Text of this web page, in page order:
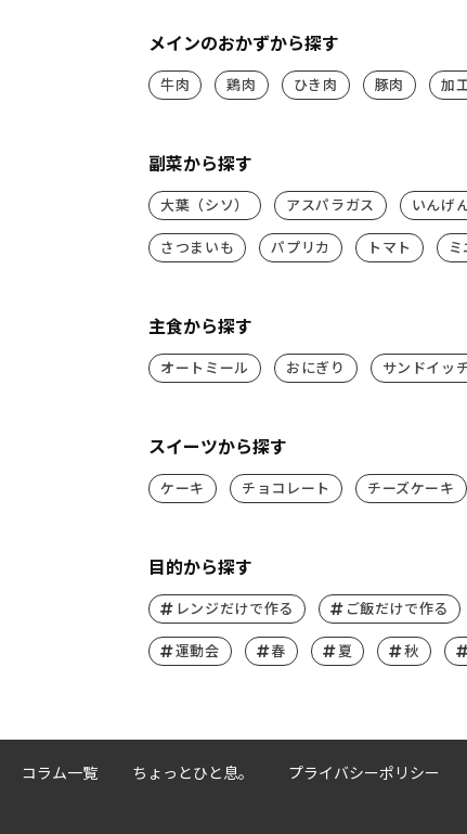
メインのおかずから探す
牛肉 鶏肉 ひき肉 豚肉 加
副菜から探す
大葉（シソ） アスパラガス いんげ
さつまいも パプリカ トマト ミ
主食から探す
オートミール おにぎり サンドイッ
スイーツから探す
ケーキ チョコレート チーズケーキ
目的から探す
レンジだけで作る ご飯だけで作る
運動会 春 夏 秋
コラム一覧 ちょっとひと息。 プライバシーポリシー